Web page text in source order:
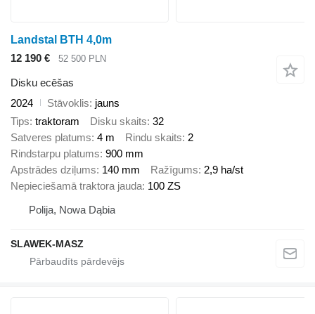
Landstal BTH 4,0m
12 190 €
52 500 PLN
Disku ecēšas
2024
Stāvoklis jauns
Tips traktoram Disku skaits 32
Satveres platums 4 m Rindu skaits 2
Rindstarpu platums 900 mm
Apstrādes dziļums 140 mm Ražīgums 2,9 ha/st
Nepieciešamā traktora jauda 100 ZS
Polija, Nowa Dąbia
SLAWEK-MASZ